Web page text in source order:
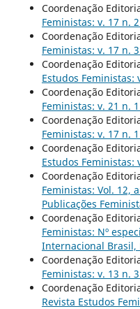
Coordenação
Feministas: v. 17 n.
Coordenação
Feministas: v. 17 n.
Coordenação
Estudos Feministas:
Coordenação
Feministas: v. 21 n.
Coordenação
Feministas: v. 17 n.
Coordenação
Estudos Feministas:
Coordenação
Feministas: Vol. 12,
Publicações
Coordenação
Feministas: Nº
Internacional Brasil,
Coordenação
Feministas: v. 13 n.
Coordenação
Revista Estudos